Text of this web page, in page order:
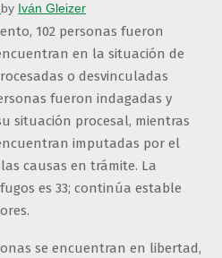
by Iván Gleizer
102 personas fueron
en la situación de
o desvinculadas
fueron indagadas y
situación procesal, mientras
imputadas por el
causas en trámite. La
es 33; continúa estable
se encuentran en libertad,